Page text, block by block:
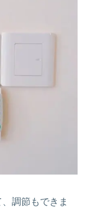
調節もできま